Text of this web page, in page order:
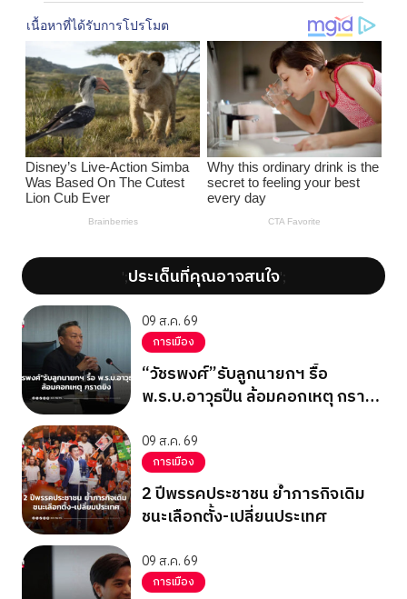
';ประเด็นที่คุณอาจสนใจ';
09 ส.ค. 69
การเมือง
“วัชรพงศ์”รับลูกนายกฯ รื้อ
พ.ร.บ.อาวุธปืน ล้อมคอกเหตุ กราด
09 ส.ค. 69
การเมือง
2 ปีพรรคประชาชน ย้ำภารกิจเดิม
ชนะเลือกตั้ง-เปลี่ยนประเทศ
09 ส.ค. 69
การเมือง